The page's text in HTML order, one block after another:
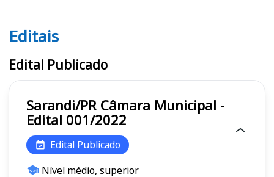
Editais
Editais
Edital Publicado
Sarandi/PR Câmara Municipal -
Edital 001/2022
Edital Publicado
Nível médio, superior